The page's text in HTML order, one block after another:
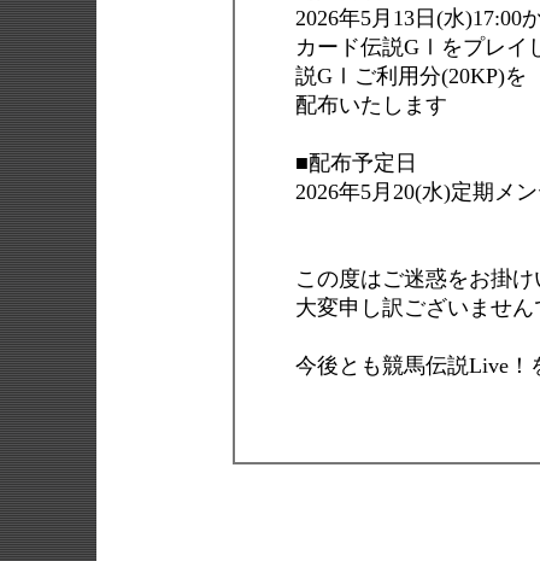
2026年5月13日(水)17:00
カード伝説GⅠをプレイ
説GⅠご利用分(20KP)を
配布いたします
■配布予定日
2026年5月20(水)定期メ
この度はご迷惑をお掛
大変申し訳ございませ
今後とも競馬伝説Live！